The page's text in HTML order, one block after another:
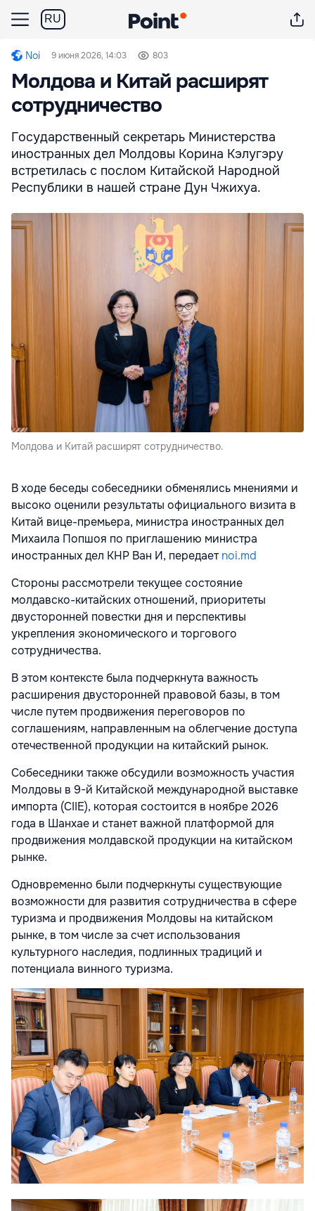
RU
Noi 9 июня 2026, 14:03 803
Молдова и Китай расширят
сотрудничество
Государственный секретарь Министерства
иностранных дел Молдовы Корина Кэлугэру
встретилась с послом Китайской Народной
Республики в нашей стране Дун Чжихуа.
Молдова и Китай расширят сотрудничество.
В ходе беседы собеседники обменялись мнениями и
высоко оценили результаты официального визита в
Китай вице-премьера, министра иностранных дел
Михаила Попшоя по приглашению министра
иностранных дел КНР Ван И, передаетnoi.md
Стороны рассмотрели текущее состояние
молдавско-китайских отношений, приоритеты
двусторонней повестки дня и перспективы
укрепления экономического и торгового
сотрудничества.
В этом контексте была подчеркнута важность
расширения двусторонней правовой базы, в том
числе путем продвижения переговоров по
соглашениям, направленным на облегчение доступа
отечественной продукции на китайский рынок.
Собеседники также обсудили возможность участия
Молдовы в 9-й Китайской международной выставке
импорта (CIIE), которая состоится в ноябре 2026
года в Шанхае и станет важной платформой для
продвижения молдавской продукции на китайском
рынке.
Одновременно были подчеркнуты существующие
возможности для развития сотрудничества в сфере
туризма и продвижения Молдовы на китайском
рынке, в том числе за счет использования
культурного наследия, подлинных традиций и
потенциала винного туризма.